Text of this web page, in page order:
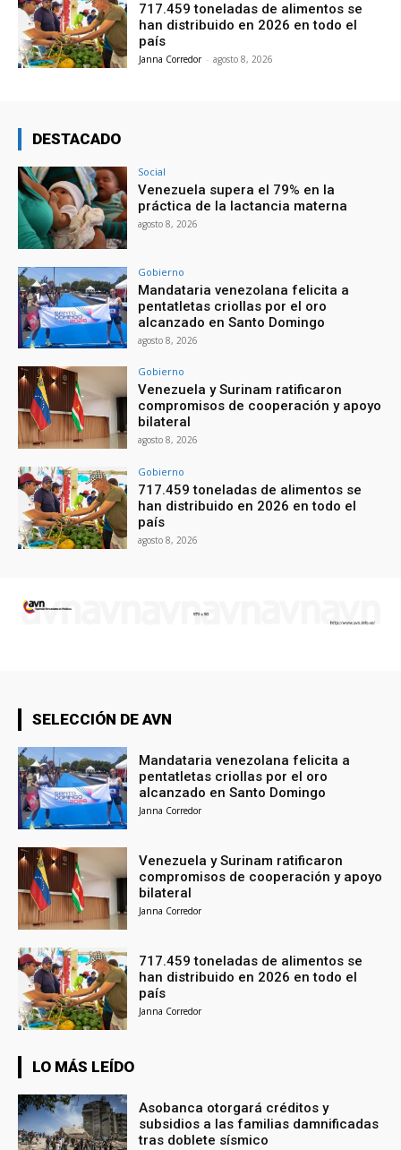
717.459 toneladas de alimentos se
han distribuido en 2026 en todo el
país
Janna Corredor - agosto 8, 2026
DESTACADO
Social
Venezuela supera el 79% en la
práctica de la lactancia materna
agosto 8, 2026
Gobierno
Mandataria venezolana felicita a
pentatletas criollas por el oro
alcanzado en Santo Domingo
agosto 8, 2026
Gobierno
Venezuela y Surinam ratificaron
compromisos de cooperación y apoyo
bilateral
agosto 8, 2026
Gobierno
717.459 toneladas de alimentos se
han distribuido en 2026 en todo el
país
agosto 8, 2026
SELECCIÓN DE AVN
Mandataria venezolana felicita a
pentatletas criollas por el oro
alcanzado en Santo Domingo
Janna Corredor
Venezuela y Surinam ratificaron
compromisos de cooperación y apoyo
bilateral
Janna Corredor
717.459 toneladas de alimentos se
han distribuido en 2026 en todo el
país
Janna Corredor
LO MÁS LEÍDO
Asobanca otorgará créditos y
subsidios a las familias damnificadas
tras doblete sísmico